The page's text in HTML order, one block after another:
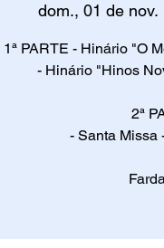
dom., 01 de nov.
1ª PARTE - Hinário "O
- Hinário "Hinos
2ª
- Santa Missa